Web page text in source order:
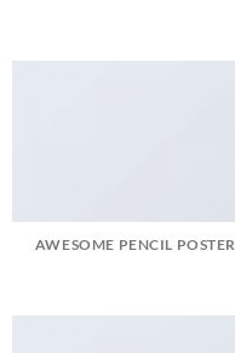
AWESOME PENCIL POSTER